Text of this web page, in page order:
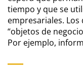
tiempo y que se
empresariales.
“objetos de
Por ejemplo,